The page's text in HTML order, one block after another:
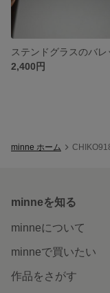
2,400円
minne ホーム
minneを知る
minneについて
minneで買いたい
作品をさがす